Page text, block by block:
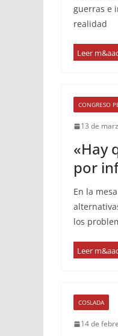
guerras e
realidad
CONGRESO
13 de
«Hay
por
En la
los
COSLADA
14 de